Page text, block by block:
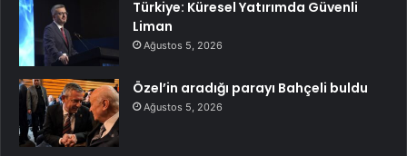
Türkiye: Küresel Yatırımda Güvenli
Liman
Ağustos 5, 2026
Özel’in aradığı parayı Bahçeli buldu
Ağustos 5, 2026